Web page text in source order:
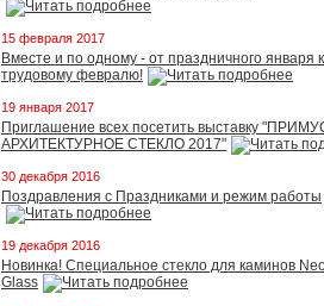
15 февраля 2017
Вместе и по одному - от праздничного января к
трудовому февралю!
19 января 2017
Приглашение всех посетить выставку
АРХИТЕКТУРНОЕ СТЕКЛО 2017"
30 декабря 2016
Поздравления с Праздниками и режим работы
19 декабря 2016
Новинка! Специальное стекло для каминов
Glass